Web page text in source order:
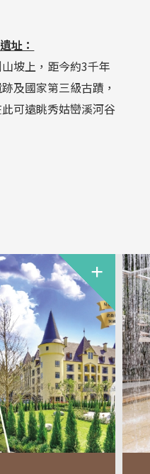
址：
坡上，距今約3千年
及國家第三級古蹟，
可遠眺秀姑巒溪河谷